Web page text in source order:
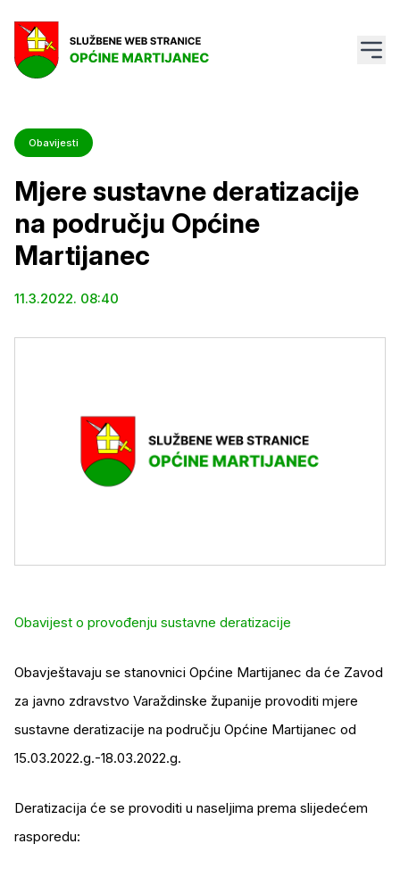
Obavijesti
Mjere sustavne deratizacije
na području Općine
Martijanec
11.3.2022. 08:40
Obavijest o provođenju sustavne deratizacije
Obavještavaju se stanovnici Općine Martijanec da će Zavod
za javno zdravstvo Varaždinske županije provoditi mjere
sustavne deratizacije na području Općine Martijanec od
15.03.2022.g.-18.03.2022.g.
Deratizacija će se provoditi u naseljima prema slijedećem
rasporedu: